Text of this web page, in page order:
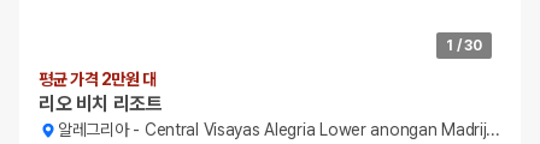
1 /30
평균 가격 2만원 대
리오 비치 리조트
알레그리아- Central Visayas Alegria Lower anongan Madrijos